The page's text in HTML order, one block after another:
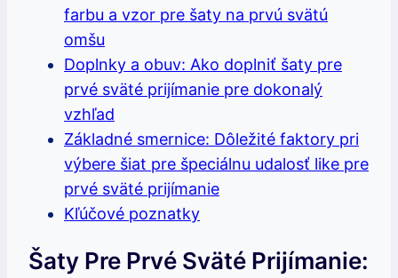
farbu a vzor pre šaty na prvú svätú
omšu
Doplnky a obuv: Ako doplniť šaty pre
prvé sväté prijímanie pre dokonalý
vzhľad
Základné smernice: Dôležité faktory pri
výbere šiat pre špeciálnu udalosť like pre
prvé sväté prijímanie
Kľúčové poznatky
Šaty Pre Prvé Sväté Prijímanie: